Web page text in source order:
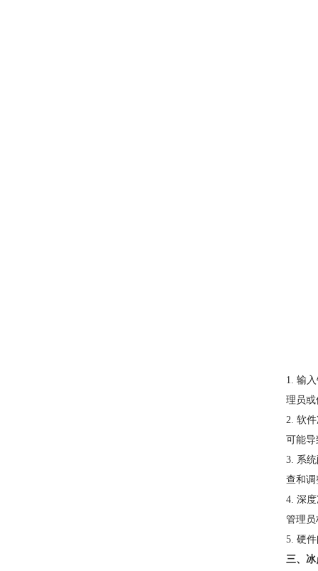
1. 输
理员或
2. 软
可能导
3. 系
查和调
4. 深
管理员
5. 硬
三、冰